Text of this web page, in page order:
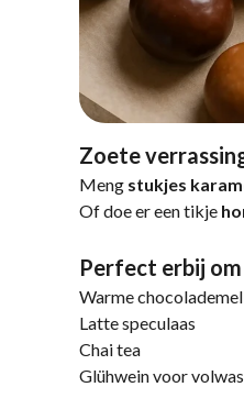
Zoete
Meng stukjes
Of doe er een tikje
Perfect erbij
Warme
Latte speculaas
Chai tea
Glühwein voor